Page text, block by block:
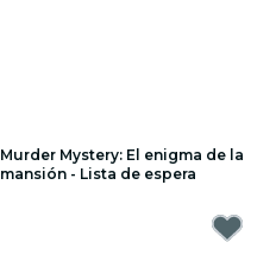
Murder Mystery: El enigma de la
mansión - Lista de espera